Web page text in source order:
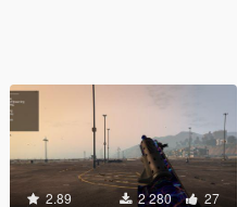
2.89 2 280 27